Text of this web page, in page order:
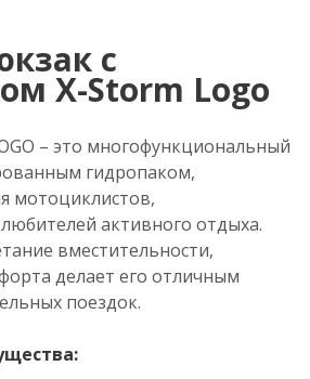
с
X-Storm Logo
– это многофункциональный
гидропаком,
мотоциклистов,
активного отдыха.
вместительности,
делает его отличным
поездок.